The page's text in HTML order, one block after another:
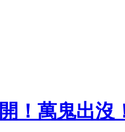
！萬鬼出沒